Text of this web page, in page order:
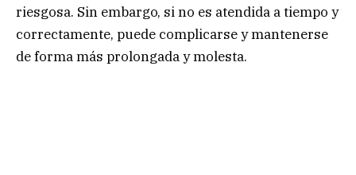
riesgosa. Sin embargo, si no es atendida a tiempo y
correctamente, puede complicarse y mantenerse
de forma más prolongada y molesta.